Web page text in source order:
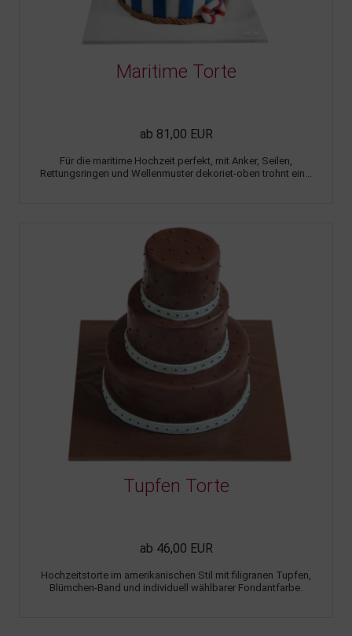
Maritime Torte
ab 81,00 EUR
Für die maritime Hochzeit perfekt, mit Anker, Seilen,
Rettungsringen und Wellenmuster dekoriet-oben trohnt ein...
Tupfen Torte
ab 46,00 EUR
Hochzeitstorte im amerikanischen Stil mit filigranen Tupfen,
Blümchen-Band und individuell wählbarer Fondantfarbe.